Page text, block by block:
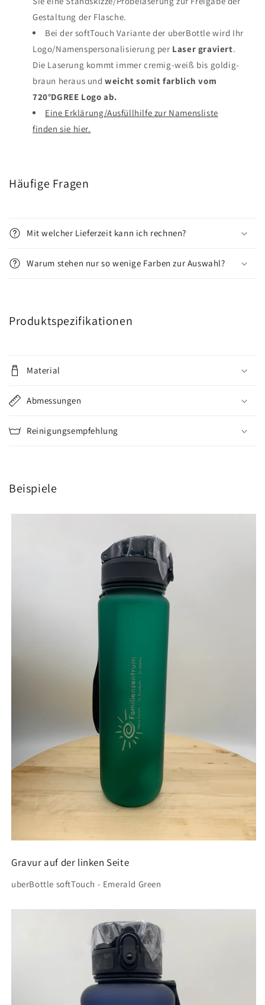
Gestaltung der Flasche.
Bei der softTouch Variante der uberBottle wird Ihr
Logo/Namenspersonalisierung per Laser graviert.
Die Laserung kommt immer cremig-weiß bis goldig-
braun heraus undweicht somit farblich vom
720°DGREE Logo ab.
Eine Erklärung/Ausfüllhilfe zur Namensliste
finden sie hier.
Häufige Fragen
Mit welcher Lieferzeit kann ich rechnen?
Warum stehen nur so wenige Farben zur Auswahl?
Produktspezifikationen
Material
Abmessungen
Reinigungsempfehlung
Beispiele
Gravur auf der linken Seite
uberBottle softTouch - Emerald Green